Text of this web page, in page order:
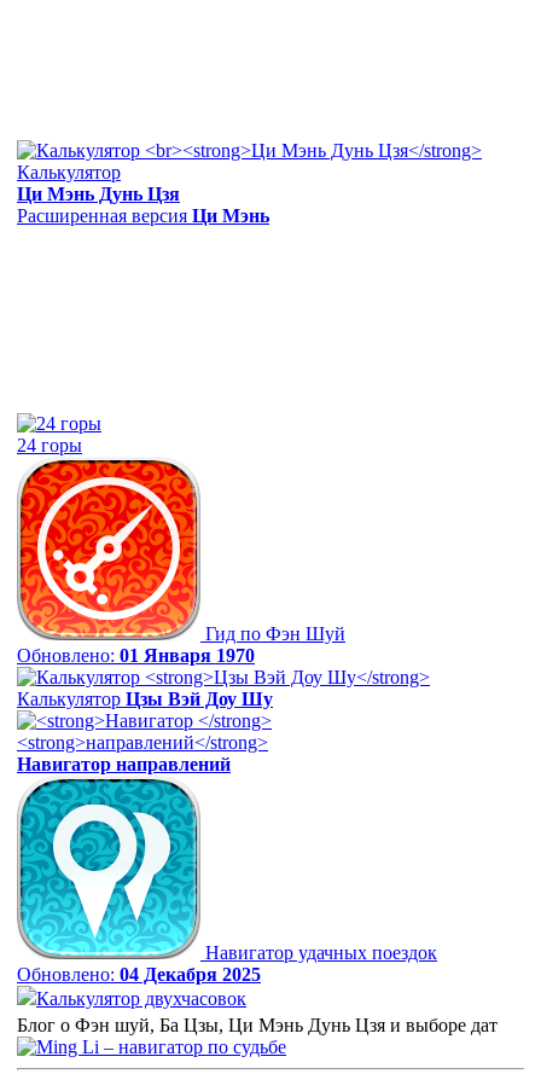
Калькулятор
Ци Мэнь Дунь Цзя
Расширенная версия Ци Мэнь
24 горы
Гид по Фэн Шуй
Обновлено: 01 Января 1970
Калькулятор Цзы Вэй Доу Шу
Навигатор направлений
Навигатор удачных поездок
Обновлено: 04 Декабря 2025
Калькулятор двухчасовок
Блог о Фэн шуй, Ба Цзы, Ци Мэнь Дунь Цзя и выборе дат